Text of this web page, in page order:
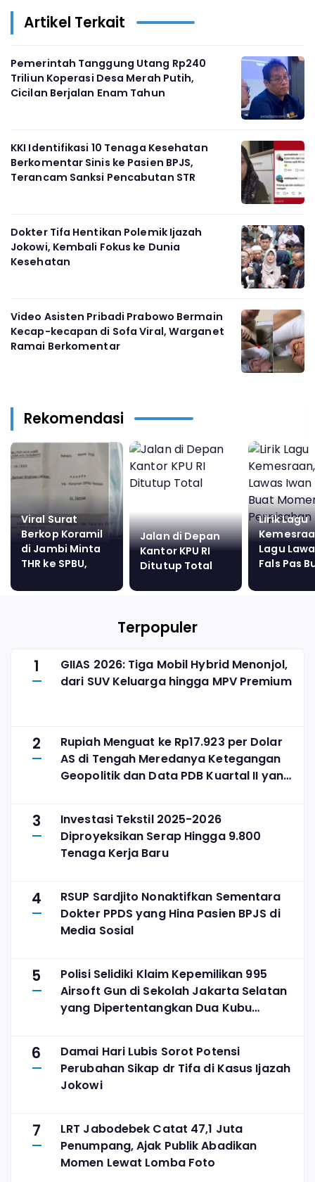
Artikel Terkait
Pemerintah Tanggung Utang Rp240
Triliun Koperasi Desa Merah Putih,
Cicilan Berjalan Enam Tahun
KKI Identifikasi 10 Tenaga Kesehatan
Berkomentar Sinis ke Pasien BPJS,
Terancam Sanksi Pencabutan STR
Dokter Tifa Hentikan Polemik Ijazah
Jokowi, Kembali Fokus ke Dunia
Kesehatan
Video Asisten Pribadi Prabowo Bermain
Kecap-kecapan di Sofa Viral, Warganet
Ramai Berkomentar
Rekomendasi
Viral Surat
Berkop Koramil
di Jambi Minta
THR ke SPBU,
Ditarik!
Jalan di Depan
Kantor KPU RI
Ditutup Total
Lirik Lagu
Lagu
Fals Pas
Terpopuler
1
GIIAS 2026: Tiga Mobil Hybrid Menonjol,
dari SUV Keluarga hingga MPV Premium
2
Rupiah Menguat ke Rp17.923 per Dolar
AS di Tengah Meredanya Ketegangan
Geopolitik dan Data PDB Kuartal II yang
3
Investasi Tekstil 2025-2026
Diproyeksikan Serap Hingga 9.800
Tenaga Kerja Baru
4
RSUP Sardjito Nonaktifkan Sementara
Dokter PPDS yang Hina Pasien BPJS di
Media Sosial
5
Polisi Selidiki Klaim Kepemilikan 995
Airsoft Gun di Sekolah Jakarta Selatan
yang Dipertentangkan Dua Kubu
6
Damai Hari Lubis Sorot Potensi
Perubahan Sikap dr Tifa di Kasus Ijazah
Jokowi
7
LRT Jabodebek Catat 47,1 Juta
Penumpang, Ajak Publik Abadikan
Momen Lewat Lomba Foto